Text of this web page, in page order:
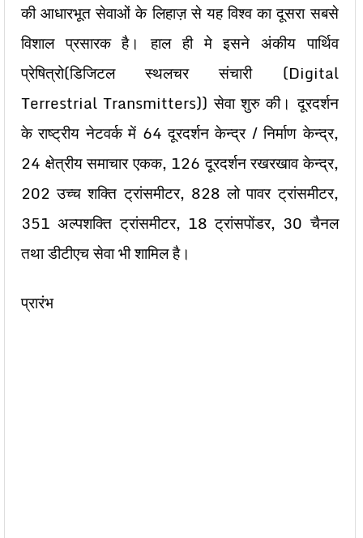
की आधारभूत सेवाओं के लिहाज़ से यह विश्व का दूसरा सबसे
विशाल प्रसारक है। हाल ही मे इसने अंकीय पार्थिव
प्रेषित्रो(डिजिटल स्थलचर संचारी (Digital
Terrestrial Transmitters)) सेवा शुरु की। दूरदर्शन
के राष्‍ट्रीय नेटवर्क में 64 दूरदर्शन केन्‍द्र / निर्माण केन्‍द्र,
24 क्षेत्रीय समाचार एकक, 126 दूरदर्शन रखरखाव केन्द्र,
202 उच्‍च शक्ति ट्रांसमीटर, 828 लो पावर ट्रांसमीटर,
351 अल्‍पशक्ति ट्रांसमीटर, 18 ट्रांसपोंडर, 30 चैनल
तथा डीटीएच सेवा भी शामिल है।
प्रारंभ